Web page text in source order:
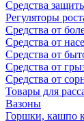
Средства
Регуляторы
Средства от
Средства от
Средства от
Средства от
Средства от
Товары для
Вазоны
Горшки, кашпо